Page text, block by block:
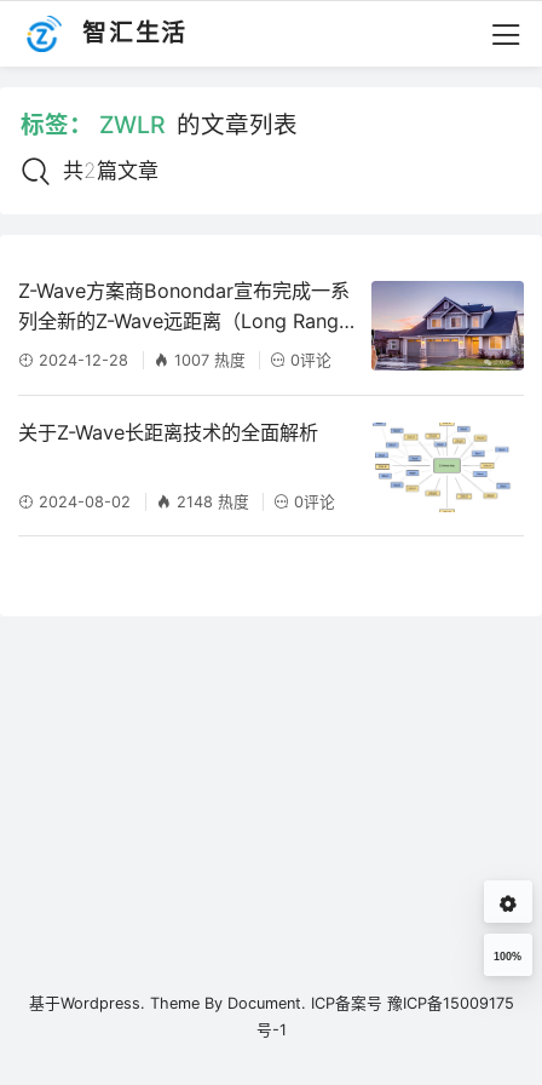
智汇生活
标签： ZWLR 的文章列表
共2篇文章
Z-Wave方案商Bonondar宣布完成一系
列全新的Z-Wave远距离（Long Rang
e）智能产品方案
2024-12-28 1007 热度 0评论
关于Z-Wave长距离技术的全面解析
2024-08-02 2148 热度 0评论
100%
基于Wordpress. Theme By Document. ICP备案号 豫ICP备15009175
号-1